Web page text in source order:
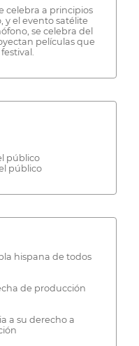
celebra a principios
y el evento satélite
se celebra del
películas que
público
público
hispana de todos
de producción
a su derecho a